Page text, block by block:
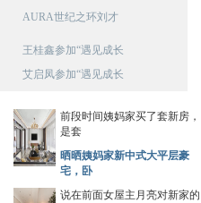
AURA世纪之环刘才
王桂鑫参加“遇见成长
艾启凤参加“遇见成长
前段时间姨妈家买了套新房，
是套
晒晒姨妈家新中式大平层豪
宅，卧
说在前面女屋主月亮对新家的